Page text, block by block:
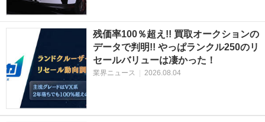
残価率100％超え!! 買取オークションの
データで判明!! やっぱランクル250のリ
セールバリューは凄かった！
業界ニュース 2026.08.04